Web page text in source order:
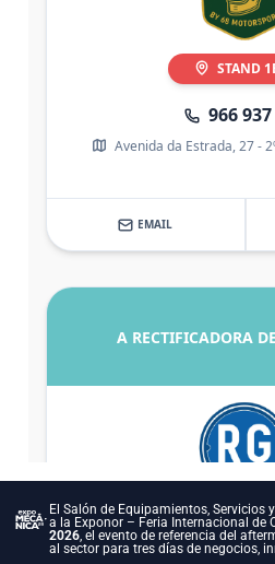
El Salón de Equipamientos, Servicios
a la Exponor – Feria Internacional de
2026, el evento de referencia del
al sector para tres días de negocios,